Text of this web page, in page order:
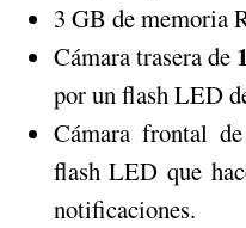
3 GB de memoria
Cámara trasera de
por un flash LED
Cámara frontal
flash LED que
notificaciones.